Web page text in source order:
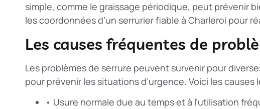
simple, comme le graissage périodique, peut prévenir
les coordonnées d’un serrurier fiable à Charleroi pour
Les causes fréquentes de
Les problèmes de serrure peuvent survenir pour
pour prévenir les situations d’urgence. Voici les causes
• Usure normale due au temps et à l’utilisation